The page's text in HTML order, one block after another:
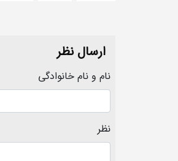
ارسال نظر
نام و نام خانوادگی
نظر